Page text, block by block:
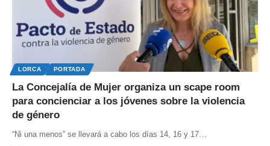
LORCA PORTADA
La Concejalía de Mujer organiza un scape room
para concienciar a los jóvenes sobre la violencia
de género
“Ni una menos” se llevará a cabo los días 14, 16 y 17